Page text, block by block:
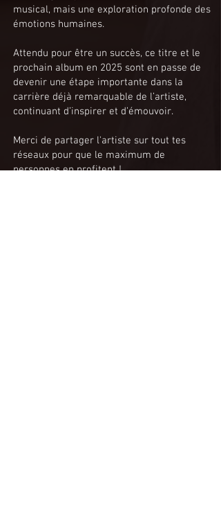
musical, mais une exploration profonde des
émotions humaines.
Attendu pour être un succès, ce titre et le
prochain album en 2025 sont en passe de
devenir une étape importante dans la
carrière déjà remarquable de l’artiste,
continuant d’inspirer et d’émouvoir.
Merci de partager l'artiste sur tout tes
réseaux pour que le maximum de
personnes en profitent !